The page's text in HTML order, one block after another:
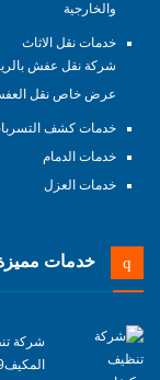
والخارجية
خدمات نقل الاثاث
شركة نقل عفش
عرض خاص نقل العفش
خدمات كشف
خدمات الدمام
خدمات العزل
خدمات
المكيف0539205789 تنظيف الوحدات الداخلية والخارجية